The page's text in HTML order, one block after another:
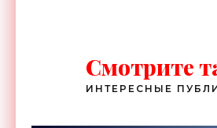
Смотрите
ИНТЕРЕСНЫЕ